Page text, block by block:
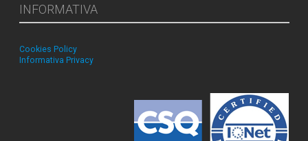
INFORMATIVA
Cookies Policy
Informativa Privacy